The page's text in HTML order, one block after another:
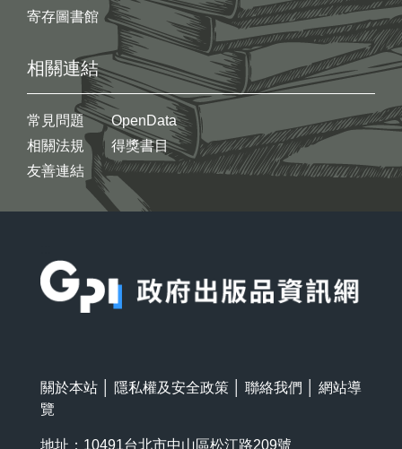
寄存圖書館
相關連結
常見問題
相關法規
友善連結
OpenData
得獎書目
關於本站 隱私權及安全政策 聯絡我們
網站導
覽
地址：10491台北市中山區松江路209號